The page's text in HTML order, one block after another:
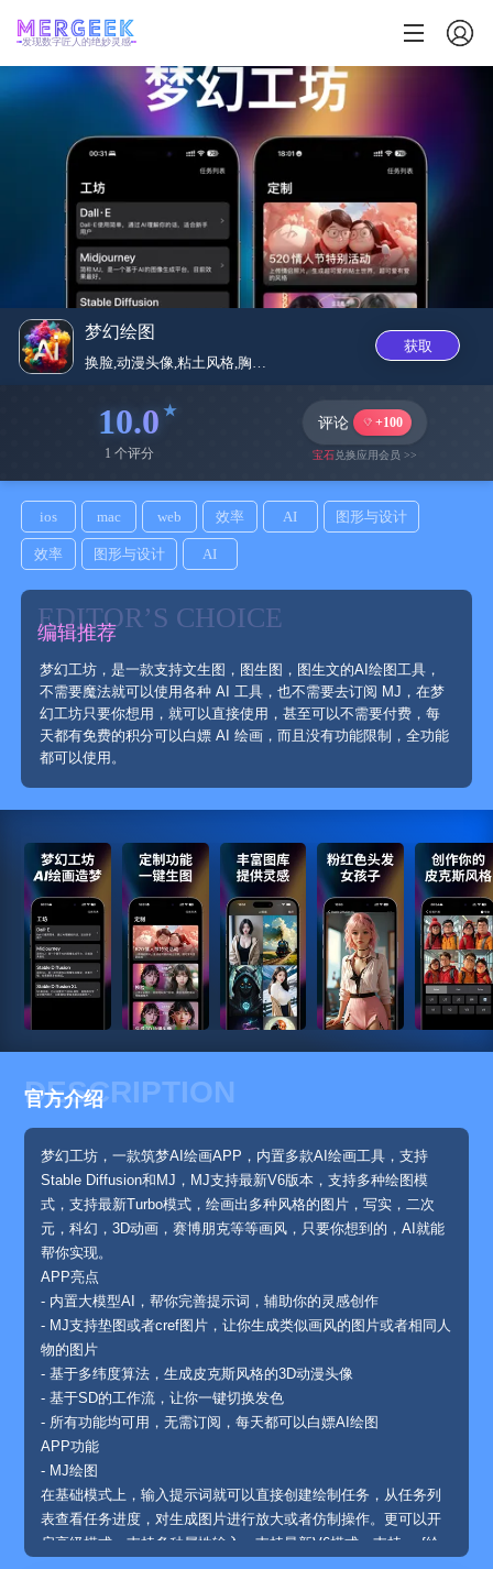
发现数字匠人的绝妙灵感
梦幻绘图
换脸,动漫头像,粘土风格,胸围...
获取
10.0
1 个评分
评论 +100
宝石兑换应用会员 >>
ios mac web 效率 AI 图形与设计
效率 图形与设计 AI
EDITOR’S CHOICE
编辑推荐
梦幻工坊，是一款支持文生图，图生图，图生文的AI绘图工具，
不需要魔法就可以使用各种 AI 工具，也不需要去订阅 MJ，在梦
幻工坊只要你想用，就可以直接使用，甚至可以不需要付费，每
天都有免费的积分可以白嫖 AI 绘画，而且没有功能限制，全功能
都可以使用。
DESCRIPTION
官方介绍
梦幻工坊，一款筑梦AI绘画APP，内置多款AI绘画工具，支持
Stable Diffusion和MJ，MJ支持最新V6版本，支持多种绘图模
式，支持最新Turbo模式，绘画出多种风格的图片，写实，二次
元，科幻，3D动画，赛博朋克等等画风，只要你想到的，AI就能
帮你实现。
APP亮点
- 内置大模型AI，帮你完善提示词，辅助你的灵感创作
- MJ支持垫图或者cref图片，让你生成类似画风的图片或者相同人
物的图片
- 基于多纬度算法，生成皮克斯风格的3D动漫头像
- 基于SD的工作流，让你一键切换发色
- 所有功能均可用，无需订阅，每天都可以白嫖AI绘图
APP功能
- MJ绘图
在基础模式上，输入提示词就可以直接创建绘制任务，从任务列
表查看任务进度，对生成图片进行放大或者仿制操作。更可以开
启高级模式，支持多种属性输入，支持最新V6模式，支持cref绘